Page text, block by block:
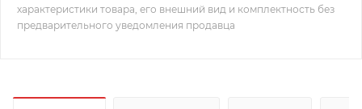
характеристики товара, его внешний вид и комплектность без
предварительного уведомления продавца